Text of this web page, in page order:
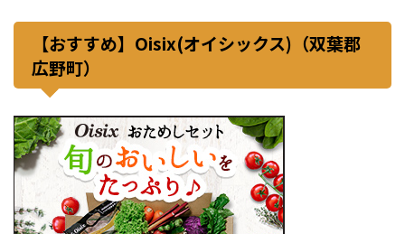
【おすすめ】Oisix(オイシックス)（双葉郡
広野町）